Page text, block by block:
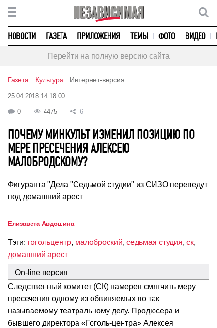
НОВОСТИ ГАЗЕТА ПРИЛОЖЕНИЯ ТЕМЫ ФОТО ВИДЕО
Перейти на полную версию сайта
Газета Культура Интернет-версия
25.04.2018 14:18:00
0 4475 6
ПОЧЕМУ МИНКУЛЬТ ИЗМЕНИЛ ПОЗИЦИЮ ПО
МЕРЕ ПРЕСЕЧЕНИЯ АЛЕКСЕЮ
МАЛОБРОДСКОМУ?
Фигуранта "Дела "Седьмой студии" из СИЗО переведут
под домашний арест
Елизавета Авдошина
Тэги: гогольцентр, малоброский, седьмая студия, ск,
домашний арест
On-line версия
Следственный комитет (СК) намерен смягчить меру
пресечения одному из обвиняемых по так
называемому театральному делу. Продюсера и
бывшего директора «Гоголь-центра» Алексея